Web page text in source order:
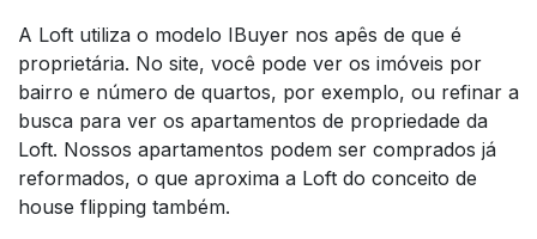
A Loft utiliza o modelo IBuyer nos apês de que é
proprietária. No site, você pode ver os imóveis por
bairro e número de quartos, por exemplo, ou refinar a
busca para ver os apartamentos de propriedade da
Loft. Nossos apartamentos podem ser comprados já
reformados, o que aproxima a Loft do conceito de
house flipping também.